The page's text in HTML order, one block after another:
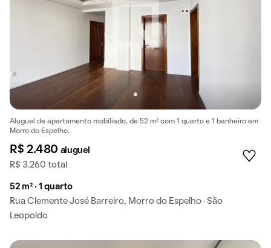
Aluguel de apartamento mobiliado, de 52 m² com 1 quarto e 1 banheiro em
Morro do Espelho.
R$ 2.480 aluguel
R$ 3.260 total
52 m² · 1 quarto
Rua Clemente José Barreiro, Morro do Espelho · São
Leopoldo